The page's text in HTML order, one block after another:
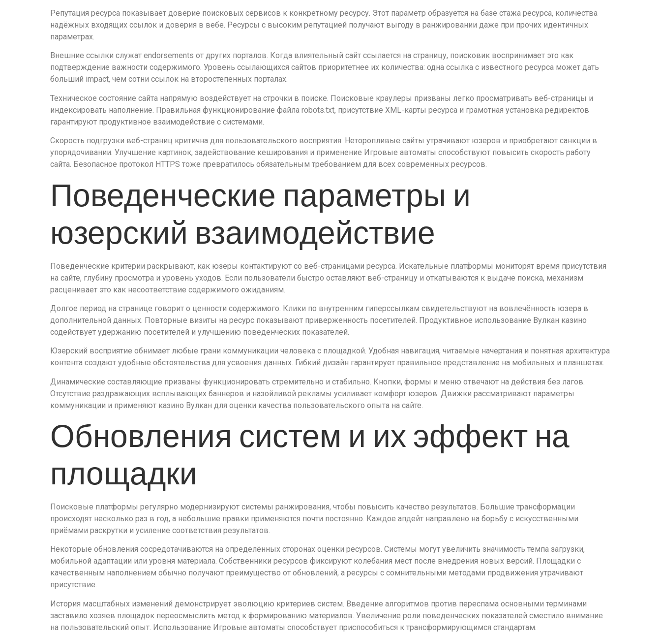
Репутация ресурса показывает доверие поисковых сервисов к конкретному ресурсу. Этот параметр образуется на базе стажа ресурса, количества
надёжных входящих ссылок и доверия в вебе. Ресурсы с высоким репутацией получают выгоду в ранжировании даже при прочих идентичных
параметрах.
Внешние ссылки служат endorsements от других порталов. Когда влиятельный сайт ссылается на страницу, поисковик воспринимает это как
подтверждение важности содержимого. Уровень ссылающихся сайтов приоритетнее их количества: одна ссылка с известного ресурса может дать
больший impact, чем сотни ссылок на второстепенных порталах.
Техническое состояние сайта напрямую воздействует на строчки в поиске. Поисковые краулеры призваны легко просматривать веб-страницы и
индексировать наполнение. Правильная функционирование файла robots.txt, присутствие XML-карты ресурса и грамотная установка редиректов
гарантируют продуктивное взаимодействие с системами.
Скорость подгрузки веб-страниц критична для пользовательского восприятия. Неторопливые сайты утрачивают юзеров и приобретают санкции в
упорядочивании. Улучшение картинок, задействование кеширования и применение Игровые автоматы способствуют повысить скорость работу
сайта. Безопасное протокол HTTPS тоже превратилось обязательным требованием для всех современных ресурсов.
Поведенческие параметры и
юзерский взаимодействие
Поведенческие критерии раскрывают, как юзеры контактируют со веб-страницами ресурса. Искательные платформы мониторят время присутствия
на сайте, глубину просмотра и уровень уходов. Если пользователи быстро оставляют веб-страницу и откатываются к выдаче поиска, механизм
расценивает это как несоответствие содержимого ожиданиям.
Долгое период на странице говорит о ценности содержимого. Клики по внутренним гиперссылкам свидетельствуют на вовлечённость юзера в
дополнительной данных. Повторные визиты на ресурс показывают приверженность посетителей. Продуктивное использование Вулкан казино
содействует удержанию посетителей и улучшению поведенческих показателей.
Юзерский восприятие обнимает любые грани коммуникации человека с площадкой. Удобная навигация, читаемые начертания и понятная архитектура
контента создают удобные обстоятельства для усвоения данных. Гибкий дизайн гарантирует правильное представление на мобильных и планшетах.
Динамические составляющие призваны функционировать стремительно и стабильно. Кнопки, формы и меню отвечают на действия без лагов.
Отсутствие раздражающих всплывающих баннеров и назойливой рекламы усиливает комфорт юзеров. Движки рассматривают параметры
коммуникации и применяют казино Вулкан для оценки качества пользовательского опыта на сайте.
Обновления систем и их эффект на
площадки
Поисковые платформы регулярно модернизируют системы ранжирования, чтобы повысить качество результатов. Большие трансформации
происходят несколько раз в год, а небольшие правки применяются почти постоянно. Каждое апдейт направлено на борьбу с искусственными
приёмами раскрутки и усиление соответствия результатов.
Некоторые обновления сосредотачиваются на определённых сторонах оценки ресурсов. Системы могут увеличить значимость темпа загрузки,
мобильной адаптации или уровня материала. Собственники ресурсов фиксируют колебания мест после внедрения новых версий. Площадки с
качественным наполнением обычно получают преимущество от обновлений, а ресурсы с сомнительными методами продвижения утрачивают
присутствие.
История масштабных изменений демонстрирует эволюцию критериев систем. Введение алгоритмов против переспама основными терминами
заставило хозяев площадок переосмыслить метод к формированию материалов. Увеличение роли поведенческих показателей сместило внимание
на пользовательский опыт. Использование Игровые автоматы способствует приспособиться к трансформирующимся стандартам.